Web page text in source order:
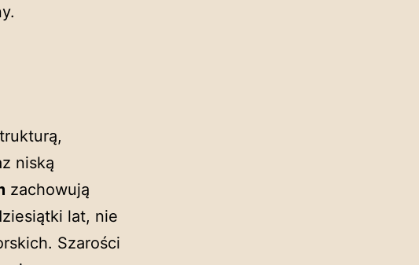
niską
zachowują
lat, nie
Szarości